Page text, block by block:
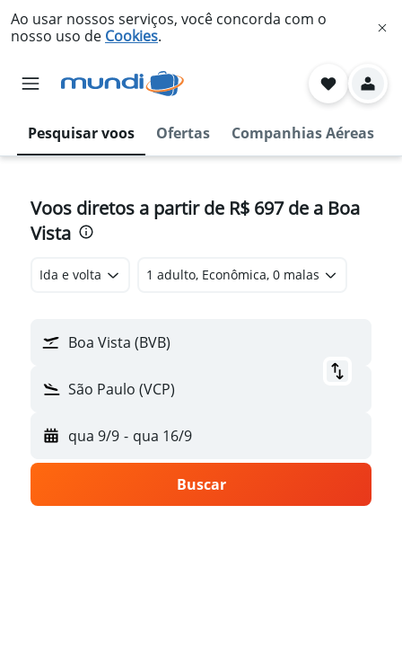
Ao usar nossos serviços, você concorda com o
nosso uso de Cookies.
Pesquisar voos Ofertas Companhias Aéreas
Voos diretos a partir de R$ 697 de a Boa
Vista
Ida e volta 1 adulto, Econômica, 0 malas
Boa Vista (BVB)
São Paulo (VCP)
qua 9/9 - qua 16/9
Buscar